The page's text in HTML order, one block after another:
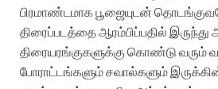
பிரமாண்டமாக பூஜையுடன்
திரைப்படத்தை ஆரம்பிப்பதில் இருந்து
திரையரங்குகளுக்கு கொண்டு
போராட்டங்களும் சவால்களும்